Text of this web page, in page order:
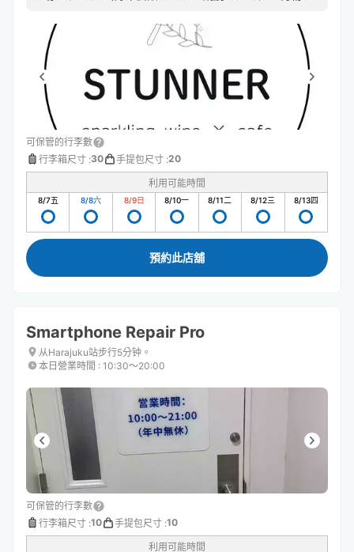
トでホッと出来て良かったです💮
可保管的行李數
行李箱尺寸 :30 手提包尺寸 :20
利用可能時間
8/7五 8/8六 8/9日 8/10一 8/11二 8/12三 8/13四
預約此店舖
Smartphone Repair Pro
从Harajuku站步行5分钟。
本日營業時間 : 10:30〜20:00
可保管的行李數
行李箱尺寸 :10 手提包尺寸 :10
利用可能時間